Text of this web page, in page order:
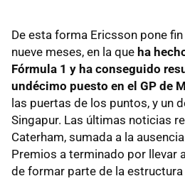
De esta forma Ericsson pone
nueve meses, en la que ha
Fórmula 1 y ha conseguido
undécimo puesto en el GP de
las puertas de los puntos, y un
Singapur. Las últimas noticias
Caterham, sumada a la
Premios a terminado por llevar
de formar parte de la estructura